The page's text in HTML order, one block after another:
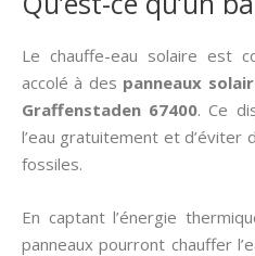
Le chauffe-eau solaire est
accolé à des panneaux
Graffenstaden 67400. Ce
l’eau gratuitement et d’éviter
fossiles.
En captant l’énergie
panneaux pourront chauffer